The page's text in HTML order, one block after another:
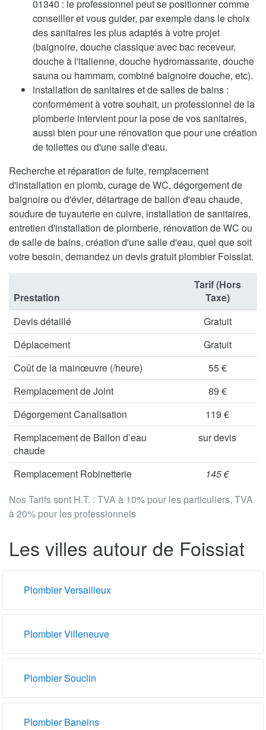
01340 : le professionnel peut se positionner comme
conseiller et vous guider, par exemple dans le choix
des sanitaires les plus adaptés à votre projet
(baignoire, douche classique avec bac receveur,
douche à l'italienne, douche hydromassante, douche
sauna ou hammam, combiné baignoire douche, etc).
installation de sanitaires et de salles de bains :
conformément à votre souhait, un professionnel de la
plomberie intervient pour la pose de vos sanitaires,
aussi bien pour une rénovation que pour une création
de toilettes ou d'une salle d'eau.
Recherche et réparation de fuite, remplacement
d'installation en plomb, curage de WC, dégorgement de
baignoire ou d'évier, détartrage de ballon d'eau chaude,
soudure de tuyauterie en cuivre, installation de sanitaires,
entretien d'installation de plomberie, rénovation de WC ou
de salle de bains, création d'une salle d'eau, quel que soit
votre besoin, demandez un devis gratuit plombier Foissiat.
Nos Tarifs sont H.T. : TVA à 10% pour les particuliers, TVA
à 20% pour les professionnels
Prestation
Tarif (Hors
Taxe)
Devis détaillé
Gratuit
Déplacement
Gratuit
Coût de la mainœuvre (/heure)
55 €
Remplacement de Joint
89 €
Dégorgement Canalisation
119 €
Remplacement de Ballon d’eau
chaude
sur devis
Remplacement Robinetterie 145 €
Les villes autour de Foissiat
Plombier Versailleux
Plombier Villeneuve
Plombier Souclin
Plombier Baneins